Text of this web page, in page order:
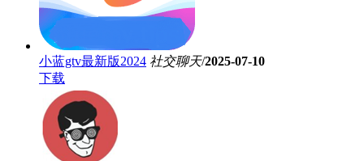
小蓝gtv最新版2024 社交聊天/2025-07-10
下载